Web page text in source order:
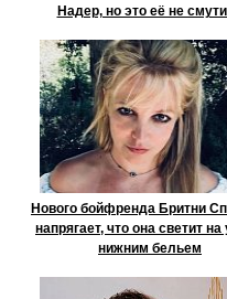
Надер, но это её не
Нового бойфренда Бритни
напрягает, что она светит на
нижним бельем